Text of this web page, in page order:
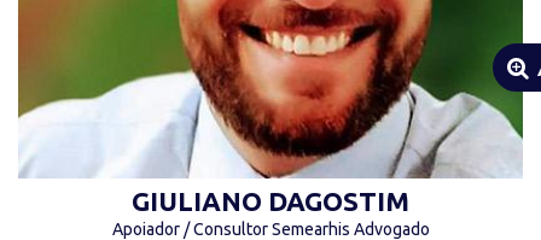
GIULIANO DAGOSTIM
Apoiador / Consultor Semearhis Advogado